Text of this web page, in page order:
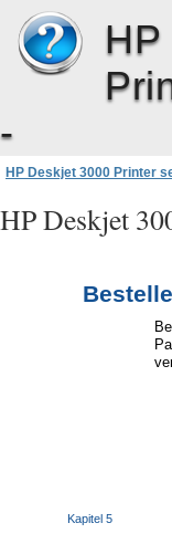
-
HP Deskjet 3000 Printer
HP Deskjet
Kapitel 5